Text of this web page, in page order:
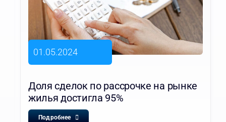
01.05.2024
Доля сделок по рассрочке на рынке
жилья достигла 95%
Подробнее